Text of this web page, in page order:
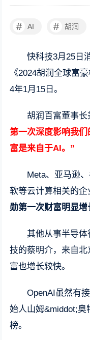
# AI # 胡润
快科技3月25日
《2024胡润全球富
4年1月15日。
胡润百富董事长
第一次深度影响我
富是来自于AI。”
Meta、亚马逊
软等云计算相关的企
勋第一次财富明显增
其他从事半导
技的蔡明介，来自
富也增长较快。
OpenAI虽然有
始人山姆&middot;
榜。